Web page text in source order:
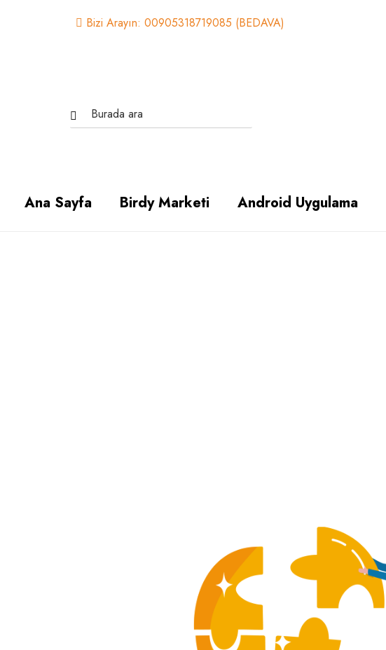
Bizi Arayın: 00905318719085 (BEDAVA)
Ana Sayfa Birdy Marketi Android Uygulama